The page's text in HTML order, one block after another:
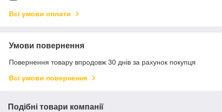
Всі умови оплати
Умови повернення
Повернення товару впродовж 30 днів за рахунок покупця
Всі умови повернення
Подібні товари компанії